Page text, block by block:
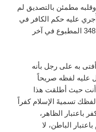
وقلبه مطمئن بالتصديق لم
أُجري عليه حكم الكافر في
الظاهر”. [الإعلام بقواطع الإسلام: 2/ 348 المطبوع في آخر
به على رجل بأنه
عليه لفظه صريحاً
أنت حيث أطلقت هذا
تسميةَ الإسلام كفراً
باعتبار الظاهر،
الباطن، لا